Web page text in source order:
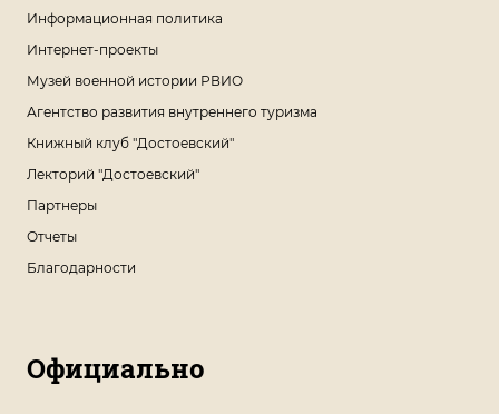
Информационная политика
Интернет-проекты
Музей военной истории РВИО
Агентство развития внутреннего туризма
Книжный клуб "Достоевский"
Лекторий "Достоевский"
Партнеры
Отчеты
Благодарности
Официально